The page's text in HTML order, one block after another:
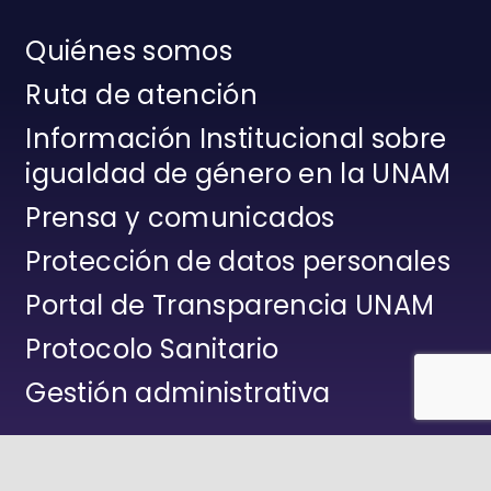
Quiénes somos
Ruta de atención
Información Institucional sobre
igualdad de género en la UNAM
Prensa y comunicados
Protección de datos personales
Portal de Transparencia UNAM
Protocolo Sanitario
Gestión administrativa